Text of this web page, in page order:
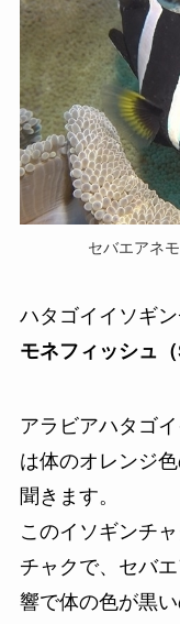
セバエアネ
ハタゴイイソギ
モネフィッシュ
アラビアハタゴ
は体のオレンジ
聞きます。
このイソギンチ
チャクで、セバ
響で体の色が黒